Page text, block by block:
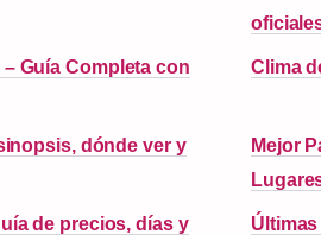
Guía Completa con
Clima
dónde ver y
Mejor
de precios, días y